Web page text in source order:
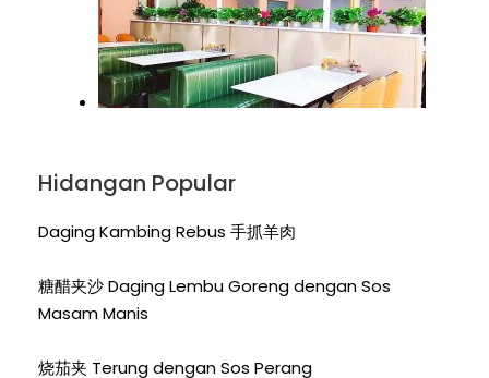
Hidangan Popular
Daging Kambing Rebus 手抓羊肉
糖醋夹沙 Daging Lembu Goreng dengan Sos
Masam Manis
烧茄夹 Terung dengan Sos Perang